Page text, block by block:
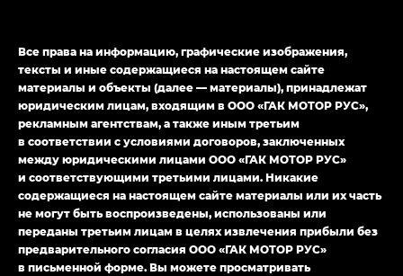
LOUNGE
Empow — Эмпау (Empow) в комплектации
Джи Эс — GS, Джи Эль с элементы экстерьера
в спортивном стиле — GL(S-Style)
Все права на информацию, графические изображения,
тексты и иные содержащиеся на настоящем сайте
материалы и объекты (далее — материалы), принадлежат
юридическим лицам, входящим в ООО «ГАК МОТОР РУС»,
рекламным агентствам, а также иным третьим
в соответствии с условиями договоров, заключенных
между юридическими лицами ООО «ГАК МОТОР РУС»
и соответствующими третьими лицами. Никакие
содержащиеся на настоящем сайте материалы или их часть
не могут быть воспроизведены, использованы или
переданы третьим лицам в целях извлечения прибыли без
предварительного согласия ООО «ГАК МОТОР РУС»
в письменной форме. Вы можете просматривать